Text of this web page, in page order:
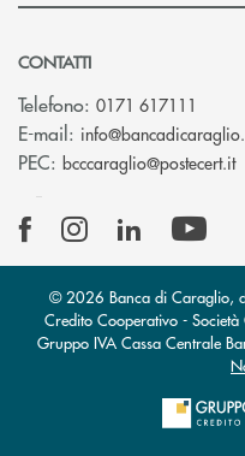
CONTATTI
Telefono: 0171 617111
E-mail:
PEC: bcccaraglio@postecert.it
© 2026 Banca di Caraglio,
Credito Cooperativo -
Gruppo IVA Cassa Centrale